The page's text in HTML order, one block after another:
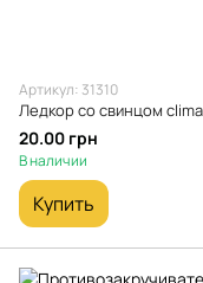
Артикул: 31310
20.00 грн
В наличии
Купить